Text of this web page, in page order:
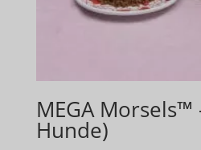
MEGA
Hunde)